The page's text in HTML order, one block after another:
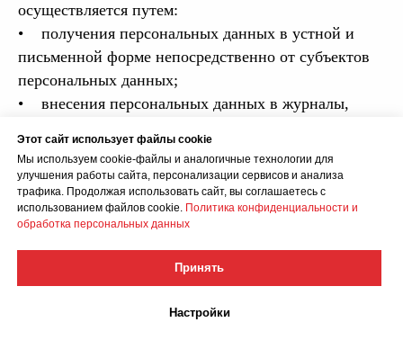
осуществляется путем:
• получения персональных данных в устной и
письменной форме непосредственно от субъектов
персональных данных;
• внесения персональных данных в журналы,
• использования иных способов обработки
персональных данных.
5.6. Не допускается раскрытие третьим лицам и
распространение персональных данных без
не предусмотрено федеральным законом. Согласие
на обработку персональных данных, разрешенных
субъектом персональных данных для
Этот сайт использует файлы cookie
Мы используем cookie-файлы и аналогичные технологии для
улучшения работы сайта, персонализации сервисов и анализа
трафика. Продолжая использовать сайт, вы соглашаетесь с
использованием файлов cookie. Политика конфиденциальности и
обработка персональных данных
Принять
Настройки